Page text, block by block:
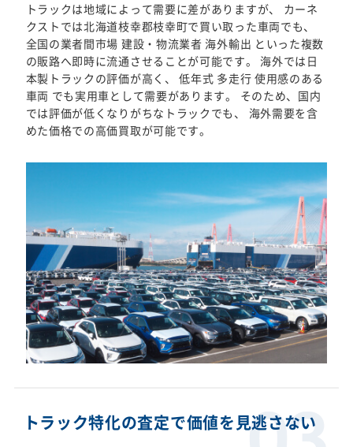
トラックは地域によって需要に差がありますが、 カーネ
クストでは北海道枝幸郡枝幸町で買い取った車両でも、
全国の業者間市場 建設・物流業者 海外輸出 といった複数
の販路へ即時に流通させることが可能です。 海外では日
本製トラックの評価が高く、 低年式 多走行 使用感のある
車両 でも実用車として需要があります。 そのため、国内
では評価が低くなりがちなトラックでも、 海外需要を含
めた価格での高価買取が可能です。
トラック特化の査定で価値を見逃さない